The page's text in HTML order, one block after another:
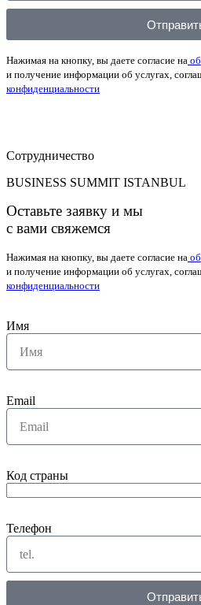
Нажимая на кнопку, вы даете согласие на
и получение информации об услугах,
конфиденциальности
Сотрудничество
BUSINESS SUMMIT ISTANBUL
Оставьте заявку и мы
с вами свяжемся
Нажимая на кнопку, вы даете согласие на
и получение информации об услугах,
конфиденциальности
Имя
Email
Код страны
Телефон